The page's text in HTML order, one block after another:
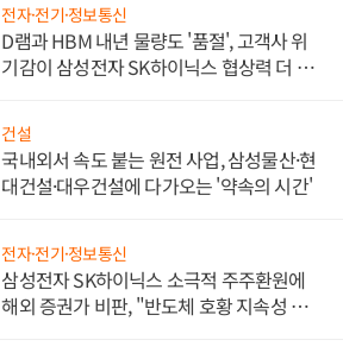
전자·전기·정보통신
D램과 HBM 내년 물량도 '품절', 고객사 위
기감이 삼성전자 SK하이닉스 협상력 더 키
건설
국내외서 속도 붙는 원전 사업, 삼성물산·현
대건설·대우건설에 다가오는 '약속의 시간'
전자·전기·정보통신
삼성전자 SK하이닉스 소극적 주주환원에
해외 증권가 비판, "반도체 호황 지속성 의